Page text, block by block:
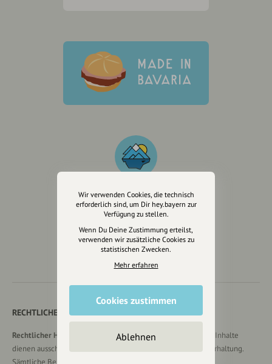
Wir sind auch auf
RECHTLICHER HINWEIS UND TRANSPARENZHINWEIS
Rechtlicher Hinweis:
Die auf dieser Website veröffentlichten Inhalte
dienen ausschließlich der allgemeinen Information und Unterhaltung.
Sämtliche Beiträge, Gastartikel, Kommentare, Empfehlungen,
Wir verwenden Cookies, die technisch
erforderlich sind, um Dir hey.bayern zur
Verfügung zu stellen.
Wenn Du Deine Zustimmung erteilst,
verwenden wir zusätzliche Cookies zu
statistischen Zwecken.
Mehr erfahren
Cookies zustimmen
Ablehnen